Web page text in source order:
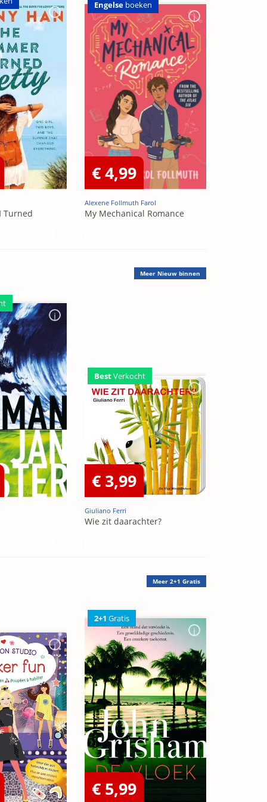
Turned
Engelse boeken
€ 4,99
Alexene Follmuth Farol
My Mechanical Romance
Meer Nieuw binnen
BestVerkocht
€ 3,99
Giuliano Ferri
Wie zit daarachter?
Meer 2+1 Gratis
2+1 Gratis
€ 5,99